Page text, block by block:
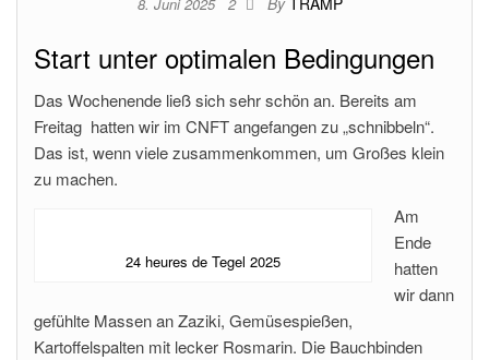
Start unter optimalen Bedingungen
Das Wochenende ließ sich sehr schön an. Bereits am
Freitag hatten wir im CNFT angefangen zu „schnibbeln“.
Das ist, wenn viele zusammenkommen, um Großes klein
zu machen.
24 heures de Tegel 2025
Am
Ende
hatten
wir dann
gefühlte Massen an Zaziki, Gemüsespießen,
Kartoffelspalten mit lecker Rosmarin. Die Bauchbinden